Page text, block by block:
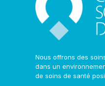
Nous offrons des
dans un
de soins de santé